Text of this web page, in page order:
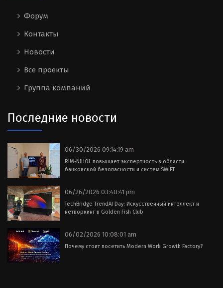
Форум
Контакты
Новости
Все проекты
Группа компаний
Последние новости
06/30/2026 09:14:19 am
RIM-NIHOL повышает экспертность в области
банковской безопасности и систем SWIFT
06/26/2026 03:40:41 pm
TechBridge TrendAI Day: Искусственный интеллект и
нетворкинг в Golden Fish Club
06/02/2026 10:08:01 am
Почему стоит посетить Modern Work Growth Factory?